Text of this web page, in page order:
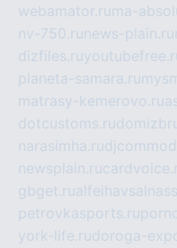
webamator.ru ma-
nv-750.ru news-plain.ru
dizfiles.ru
planeta-samara.ru
matrasy-kemerovo.ru
dotcustoms.ru
narasimha.ru
newsplain.ru
gbget.ru
petrovkasports.ru
york-life.rudoroga-